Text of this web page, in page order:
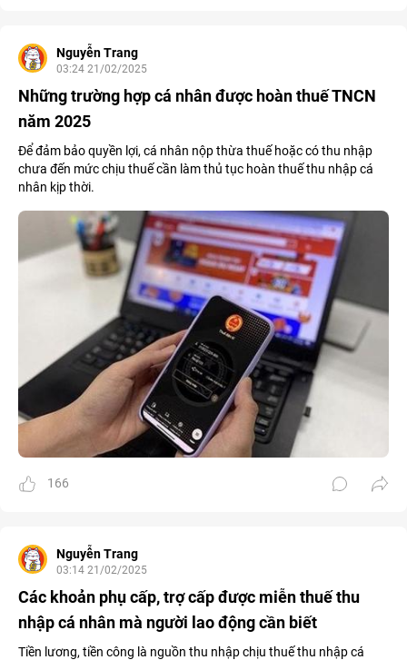
Nguyễn Trang
03:24 21/02/2025
Những trường hợp cá nhân được hoàn thuế TNCN
năm 2025
Để đảm bảo quyền lợi, cá nhân nộp thừa thuế hoặc có thu nhập
chưa đến mức chịu thuế cần làm thủ tục hoàn thuế thu nhập cá
nhân kịp thời.
166
Nguyễn Trang
03:14 21/02/2025
Các khoản phụ cấp, trợ cấp được miễn thuế thu
nhập cá nhân mà người lao động cần biết
Tiền lương, tiền công là nguồn thu nhập chịu thuế thu nhập cá